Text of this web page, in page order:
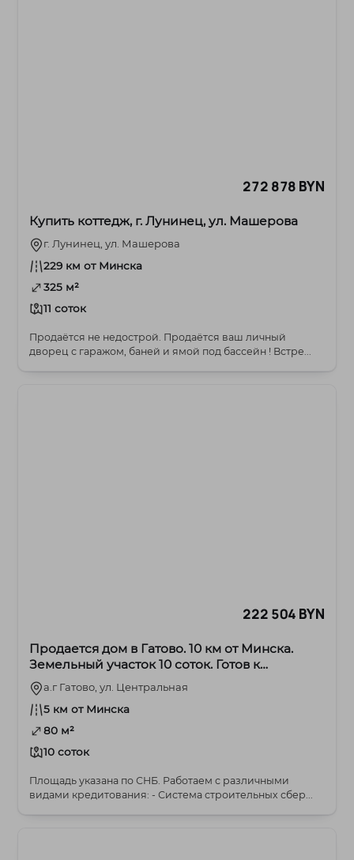
272 878 BYN
Купить коттедж, г. Лунинец, ул. Машерова
г. Лунинец, ул. Машерова
229 км от Минска
325 м²
11 соток
Продаётся не недострой. Продаётся ваш личный
дворец с гаражом, баней и ямой под бассейн ! Встре...
222 504 BYN
Продается дом в Гатово. 10 км от Минска.
Земельный участок 10 соток. Готов к
проживанию.
а.г Гатово, ул. Центральная
5 км от Минска
80 м²
10 соток
Площадь указана по СНБ. Работаем с различными
видами кредитования: - Система строительных сбер...